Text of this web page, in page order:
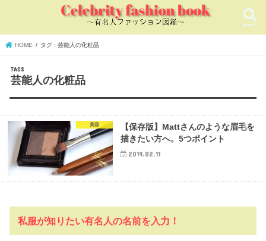
search
HOME タグ : 芸能人の化粧品
芸能人の化粧品
美容
【保存版】Mattさんのような眉毛を
描きたい方へ。5つポイント
2019.02.11
私服が知りたい有名人の名前を入力！